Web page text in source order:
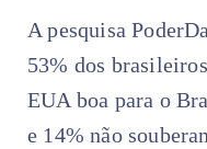
A pesquisa
53% dos
EUA boa para o
e 14% não